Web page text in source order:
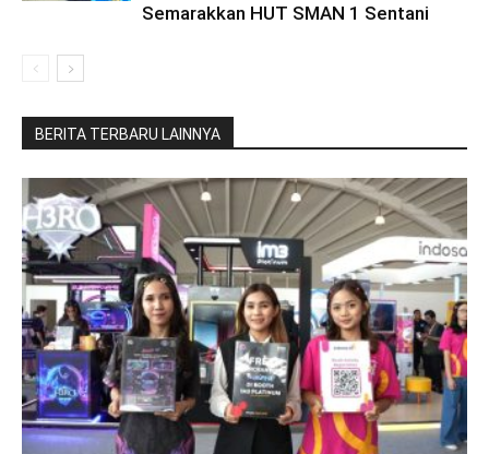
Semarakkan HUT SMAN 1 Sentani
BERITA TERBARU LAINNYA